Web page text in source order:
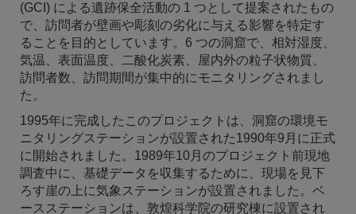
(GCI) による遺跡保全活動の 1 つとして提案されたもの
で、訪問者が壁画や彫刻の劣化に与える影響を特定す
ることを目的としています。6 つの洞窟で、相対湿度、
気温、表面温度、二酸化炭素、屋内外の粒子状物質、
訪問者数、訪問期間が集中的にモニタリングされまし
た。
1995年に完成したこのプロジェクトは、洞窟の環境モ
ニタリングステーションが設置された1990年9月に正式
に開始されました。1989年10月のプロジェクト前現地
調査中に、基礎データを収集するために、現場を見下
ろす崖の上に気象ステーションが設置されました。ベ
ースステーションは、敦煌科学院の研究棟に設置され